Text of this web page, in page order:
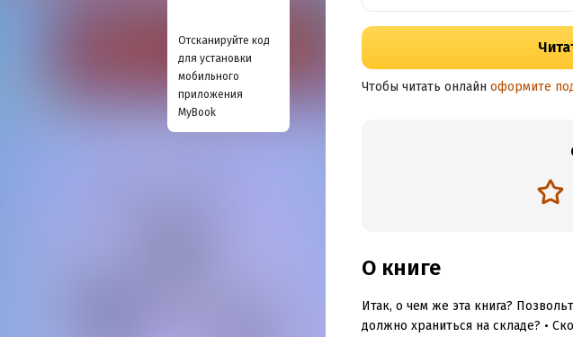
Отсканируйте код
для установки
мобильного
приложения
MyBook
Чтобы читать онлайн оформите
О книге
Итак, о чем же эта книга?
должно храниться на складе? •